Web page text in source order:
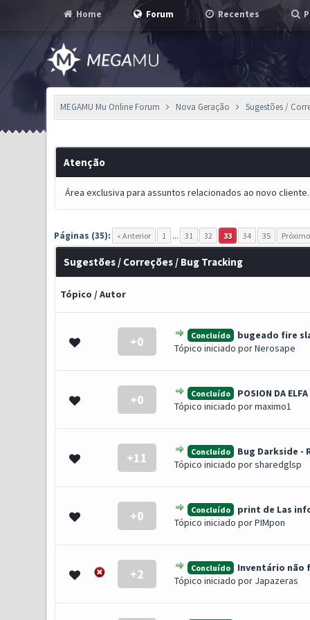
Home Forum Recentes
MEGAMU Mu Online Forum Nova Geração Sugestões /
Atenção
Área exclusiva para assuntos relacionados ao novo cliente.
Páginas (35): « Anterior 1 ... 31 32 33 34 35
Sugestões / Correções / Bug Tracking
Tópico /Autor
+0 Concluído
bugeado fire
Tópico iniciado porNerosape
0 Voto(s) - 0 de 5 em média
1 2345
+0 Concluído
POSION DA
Tópico iniciado pormaximo1
0 Voto(s) - 0 de 5 em média
1 2 345
+11 Concluído
Bug Darkside -
Tópico iniciado porsharedglsp
0 Voto(s) - 0 de 5 em média
1 2345
+0 Concluído
print de Las
Tópico iniciado porPIMpon
0 Voto(s) - 0 de 5 em média
1 23 45
+2 Concluído
Inventário não
Tópico iniciado por Japazeras
0 Voto(s) - 0 de 5 em média
1 2345